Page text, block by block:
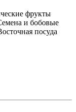
фрукты
и бобовые
посуда